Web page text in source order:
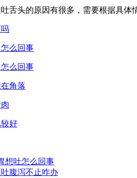
舌头的原因有很多，需要根据具体
么回事
么回事
角落
好
想吐怎么回事
腹泻不止咋办